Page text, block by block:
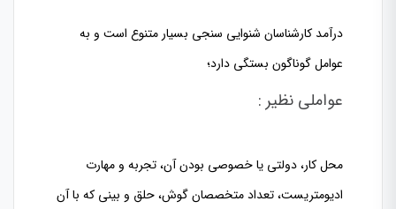
درآمد کارشناسان شنوایی سنجی بسیار متنوع است و به
عوامل گوناگون بستگی دارد؛
عواملی نظیر :
محل کار، دولتی یا خصوصی بودن آن، تجربه و مهارت
ادیومتریست، تعداد متخصصان گوش، حلق و بینی که با آن